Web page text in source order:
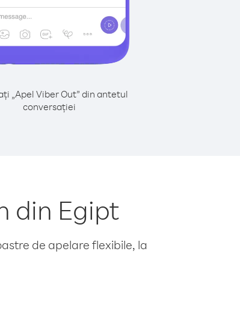
„Apel Viber Out” din antetul
conversației
din Egipt
de apelare flexibile, la